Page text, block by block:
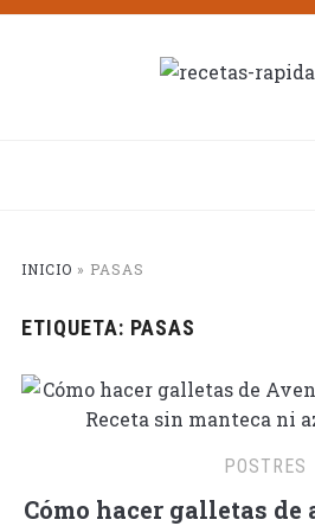
INICIO » PASAS
ETIQUETA: PASAS
POSTRES
Cómo hacer galletas de